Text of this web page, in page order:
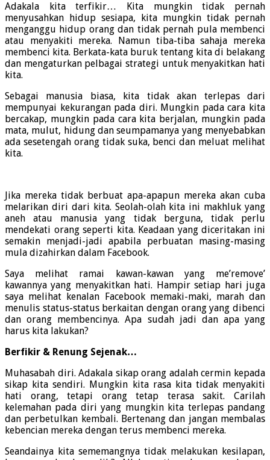
Adakala kita terfikir… Kita mungkin tidak pernah
menyusahkan hidup sesiapa, kita mungkin tidak pernah
menganggu hidup orang dan tidak pernah pula membenci
atau menyakiti mereka. Namun tiba-tiba sahaja mereka
membenci kita. Berkata-kata buruk tentang kita di belakang
dan mengaturkan pelbagai strategi untuk menyakitkan hati
kita.
Sebagai manusia biasa, kita tidak akan terlepas dari
mempunyai kekurangan pada diri. Mungkin pada cara kita
bercakap, mungkin pada cara kita berjalan, mungkin pada
mata, mulut, hidung dan seumpamanya yang menyebabkan
ada sesetengah orang tidak suka, benci dan meluat melihat
kita.
Jika mereka tidak berbuat apa-apapun mereka akan cuba
melarikan diri dari kita. Seolah-olah kita ini makhluk yang
aneh atau manusia yang tidak berguna, tidak perlu
mendekati orang seperti kita. Keadaan yang diceritakan ini
semakin menjadi-jadi apabila perbuatan masing-masing
mula dizahirkan dalam Facebook.
Saya melihat ramai kawan-kawan yang me’remove’
kawannya yang menyakitkan hati. Hampir setiap hari juga
saya melihat kenalan Facebook memaki-maki, marah dan
menulis status-status berkaitan dengan orang yang dibenci
dan orang membencinya. Apa sudah jadi dan apa yang
harus kita lakukan?
Berfikir & Renung Sejenak…
Muhasabah diri. Adakala sikap orang adalah cermin kepada
sikap kita sendiri. Mungkin kita rasa kita tidak menyakiti
hati orang, tetapi orang tetap terasa sakit. Carilah
kelemahan pada diri yang mungkin kita terlepas pandang
dan perbetulkan kembali. Bertenang dan jangan membalas
kebencian mereka dengan terus membenci mereka.
Seandainya kita sememangnya tidak melakukan kesilapan,